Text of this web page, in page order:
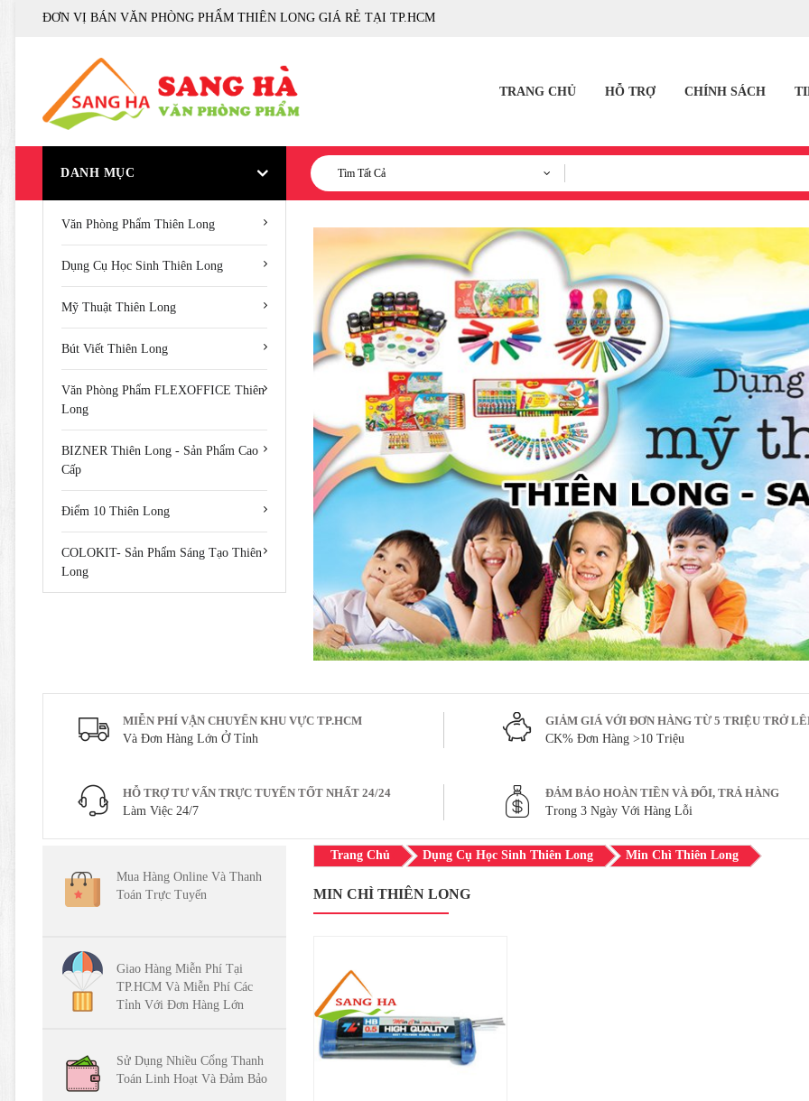
ĐƠN VỊ BÁN VĂN PHÒNG PHẨM THIÊN LONG GIÁ RẺ TẠI TP.HCM
TRANG CHỦ HỖ TRỢ CHÍNH SÁCH
DANH MỤC Tìm Tất Cả
Văn Phòng Phẩm Thiên Long
Dụng Cụ Học Sinh Thiên Long
Mỹ Thuật Thiên Long
Bút Viết Thiên Long
Văn Phòng Phẩm FLEXOFFICE Thiên
Long
BIZNER Thiên Long - Sản Phẩm Cao
Cấp
Điểm 10 Thiên Long
COLOKIT- Sản Phẩm Sáng Tạo Thiên
Long
MIỄN PHÍ VẬN CHUYỂN KHU VỰC TP.HCM
Và Đơn Hàng Lớn Ở Tỉnh
GIẢM GIÁ VỚI ĐƠN HÀNG TỪ 5 TRIỆU TRỞ
CK% Đơn Hàng >10 Triệu
HỖ TRỢ TƯ VẤN TRỰC TUYẾN TỐT NHẤT 24/24
Làm Việc 24/7
ĐẢM BẢO HOÀN TIỀN VÀ ĐỔI, TRẢ HÀNG
Trong 3 Ngày Với Hàng Lỗi
Mua Hàng Online Và Thanh
Toán Trực Tuyến
Giao Hàng Miễn Phí Tại
TP.HCM Và Miễn Phí Các
Tỉnh Với Đơn Hàng Lớn
Sử Dụng Nhiều Cổng Thanh
Toán Linh Hoạt Và Đảm Bảo
Trang Chủ Dụng Cụ Học Sinh Thiên Long Min Chì Thiên Long
MIN CHÌ THIÊN LONG